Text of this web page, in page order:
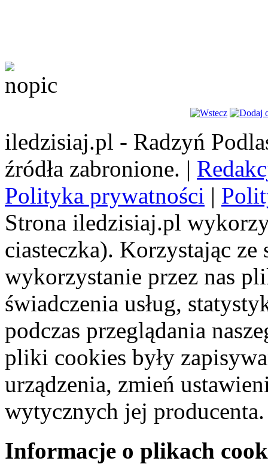
iledzisiaj.pl - Radzyń
źródła zabronione. |
Polityka prywatności |
Strona iledzisiaj.pl
ciasteczka). Korzystając
wykorzystanie przez nas
świadczenia usług,
podczas przeglądania
pliki cookies były
urządzenia, zmień
wytycznych jej producenta.
Informacje o plikach